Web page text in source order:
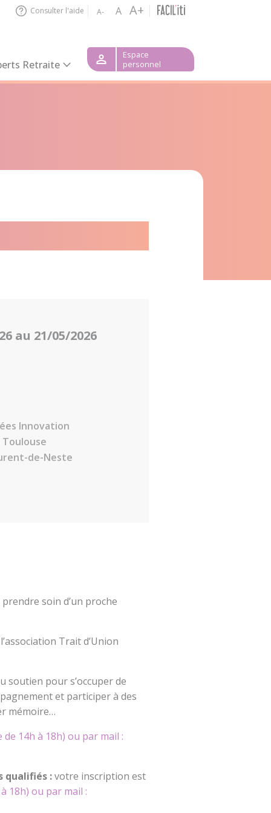
Consulter l'aide A- A A+
Retraite
Espace
personnel
au 21/05/2026
Innovation
de-Neste
soin d’un proche
Trait d’Union
soutien pour s’occuper de
et participer à des
mémoire…
14h à 18h) ou par mail :
qualifiés :votre inscription est
18h) ou par mail :